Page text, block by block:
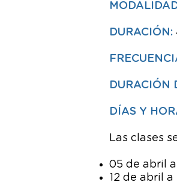
DURACIÓN:
DURACIÓN
DÍAS Y
Las clases
05 de abril a
12 de abril a